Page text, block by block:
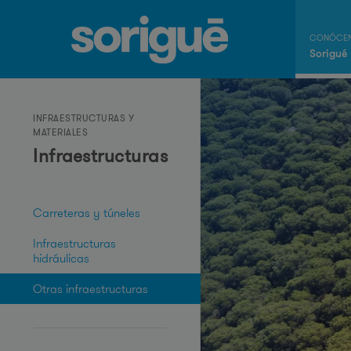
Sorigué
INFRAESTRUCTURAS Y
MATERIALES
Infraestructuras
Carreteras y túneles
Infraestructuras
hidráulicas
Otras infraestructuras